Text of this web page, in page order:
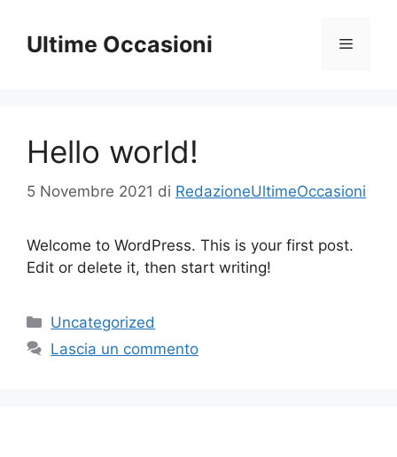
contenuto
Ultime Occasioni Menu
Hello world!
5 Novembre 2021 di RedazioneUltimeOccasioni
Welcome to WordPress. This is your first post.
Edit or delete it, then start writing!
Categorie
Uncategorized
Lascia un commento